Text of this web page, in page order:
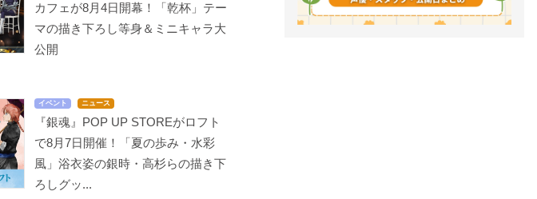
カフェが8月4日開幕！「乾杯」テー
マの描き下ろし等身＆ミニキャラ大
公開
イベント ニュース
『銀魂』POP UP STOREがロフト
で8月7日開催！「夏の歩み・水彩
風」浴衣姿の銀時・高杉らの描き下
ろしグッ...